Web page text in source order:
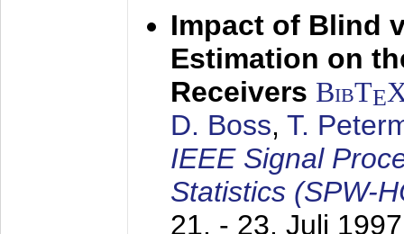
Impact of Blind
Estimation on
Receivers BibTE
D. Boss, T.
IEEE Signal
Statistics (SPW-
21. - 23. Juli 1997